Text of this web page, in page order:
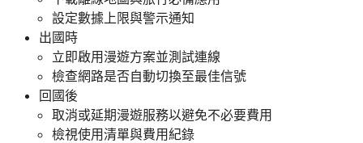
設定數據上限與警示通知
出國時
立即啟用漫遊方案並測試連線
檢查網路是否自動切換至最佳信號
回國後
取消或延期漫遊服務以避免不必要費用
檢視使用清單與費用紀錄